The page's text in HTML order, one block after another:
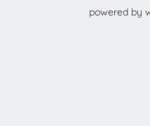
powered by